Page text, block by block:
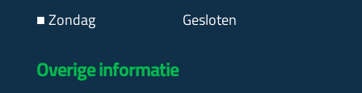
■ Zondag Gesloten
Overige informatie